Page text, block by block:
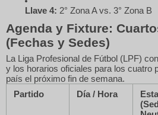
Llave 4: 2° Zona A vs. 3° Zona B
Agenda y Fixture:
(Fechas y Sedes)
La Liga Profesional de Fútbol (LPF)
y los horarios oficiales para los cuatro
país el próximo fin de semana.
Partido
Día / Hora